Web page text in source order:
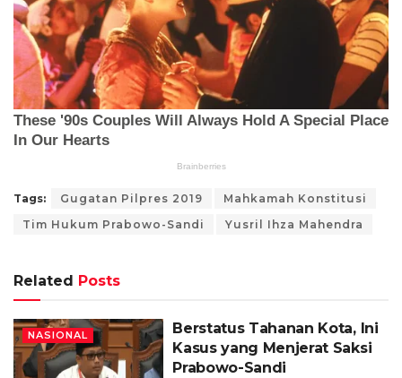
Tags: Gugatan Pilpres 2019
Mahkamah Konstitusi
Tim Hukum Prabowo-Sandi
Yusril Ihza Mahendra
Related Posts
NASIONAL
Berstatus Tahanan Kota, Ini
Kasus yang Menjerat Saksi
Prabowo-Sandi